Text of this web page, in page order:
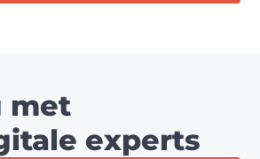
met
experts